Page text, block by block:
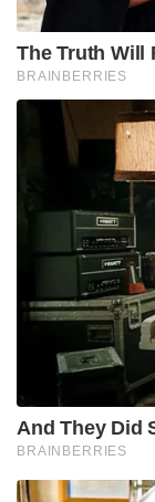
The Truth Will
BRAINBERRIES
And They Did
BRAINBERRIES